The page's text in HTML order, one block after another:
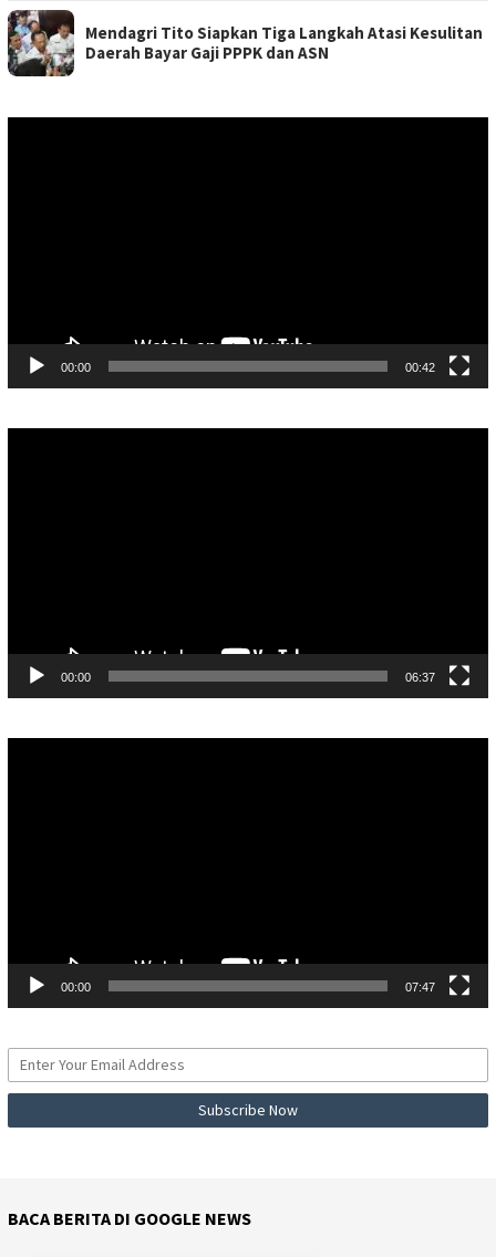
Mendagri Tito Siapkan Tiga Langkah Atasi Kesulitan
Daerah Bayar Gaji PPPK dan ASN
00:00 00:42
00:00 06:37
00:00 07:47
BACA BERITA DI GOOGLE NEWS